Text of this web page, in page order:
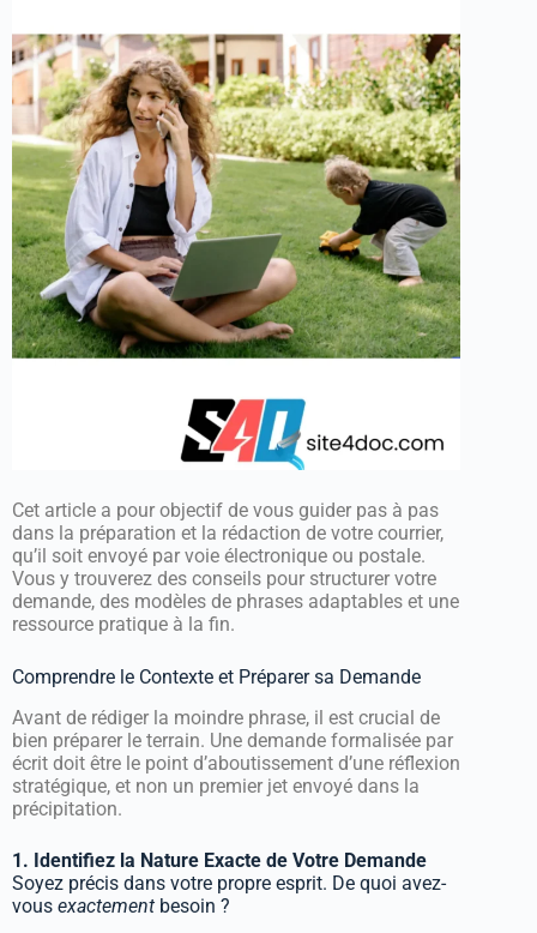
Cet article a pour objectif de vous guider pas à pas
dans la préparation et la rédaction de votre courrier,
qu’il soit envoyé par voie électronique ou postale.
Vous y trouverez des conseils pour structurer votre
demande, des modèles de phrases adaptables et une
ressource pratique à la fin.
Comprendre le Contexte et Préparer sa Demande
Avant de rédiger la moindre phrase, il est crucial de
bien préparer le terrain. Une demande formalisée par
écrit doit être le point d’aboutissement d’une réflexion
stratégique, et non un premier jet envoyé dans la
précipitation.
1. Identifiez la Nature Exacte de Votre Demande
Soyez précis dans votre propre esprit. De quoi avez-
vous exactement besoin ?